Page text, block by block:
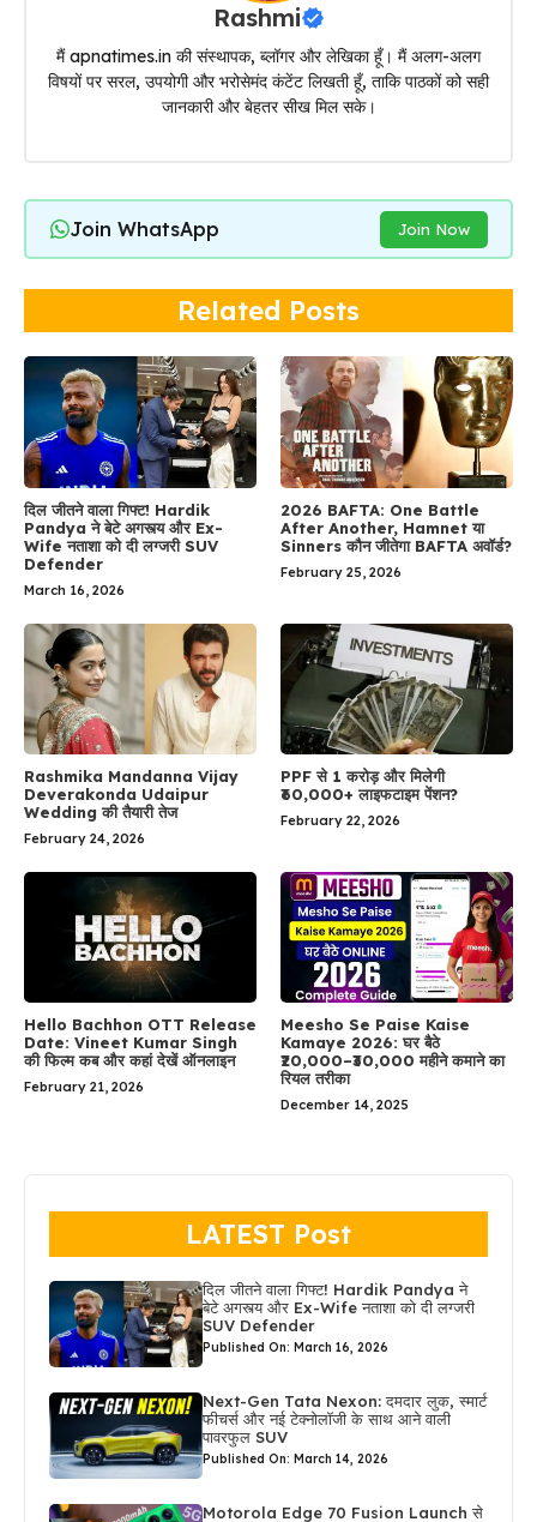
Rashmi
मैं apnatimes.in की संस्थापक, ब्लॉगर और लेखिका हूँ। मैं अलग-अलग
विषयों पर सरल, उपयोगी और भरोसेमंद कंटेंट लिखती हूँ, ताकि पाठकों को सही
जानकारी और बेहतर सीख मिल सके।
Join WhatsApp Join Now
Related Posts
दिल जीतने वाला गिफ्ट! Hardik
Pandya ने बेटे अगस्त्य और Ex-
Wife नताशा को दी लग्जरी SUV
Defender
March 16, 2026
2026 BAFTA: One Battle
After Another, Hamnet या
Sinners कौन जीतेगा BAFTA अवॉर्ड?
February 25, 2026
Rashmika Mandanna Vijay
Deverakonda Udaipur
Wedding की तैयारी तेज
February 24, 2026
PPF से 1 करोड़ और मिलेगी
₹60,000+ लाइफटाइम पेंशन?
February 22, 2026
Hello Bachhon OTT Release
Date: Vineet Kumar Singh
की फिल्म कब और कहां देखें ऑनलाइन
February 21, 2026
Meesho Se Paise Kaise
Kamaye 2026: घर बैठे
₹20,000–₹30,000 महीने कमाने का
रियल तरीका
December 14, 2025
LATEST Post
दिल जीतने वाला गिफ्ट! Hardik Pandya ने
बेटे अगस्त्य और Ex-Wife नताशा को दी लग्जरी
SUV Defender
Published On: March 16, 2026
Next-Gen Tata Nexon: दमदार लुक, स्मार्ट
फीचर्स और नई टेक्नोलॉजी के साथ आने वाली
पावरफुल SUV
Published On: March 14, 2026
Motorola Edge 70 Fusion Launch से